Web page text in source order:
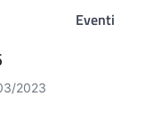
Eventi
2023